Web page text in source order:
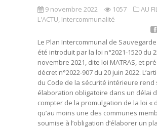
9 novembre 2022 1057
AU
L'ACTU, Intercommunalité
Le Plan Intercommunal de Sauvegarde
été introduit par la loi n°2021-1520 du
novembre 2021, dite loi MATRAS, et
décret n°2022-907 du 20 juin 2022.
du Code de la sécurité intérieure rend
élaboration obligatoire dans un délai
compter de la promulgation de la loi «
qu’au moins une des communes
soumise à l’obligation d’élaborer un